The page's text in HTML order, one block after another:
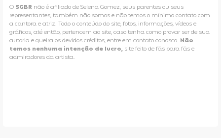
O SGBR não é afiliado de Selena Gomez, seus parentes ou seus
representantes, também não somos e não temos o mínimo contato com
a cantora e atriz. Todo o conteúdo do site, fotos, informações, vídeos e
gráficos, até então, pertencem ao site, caso tenha como provar ser de sua
autoria e queira os devidos créditos, entre em contato conosco. Não
temos nenhuma intenção de lucro, site feito de fãs para fãs e
admiradores da artista.